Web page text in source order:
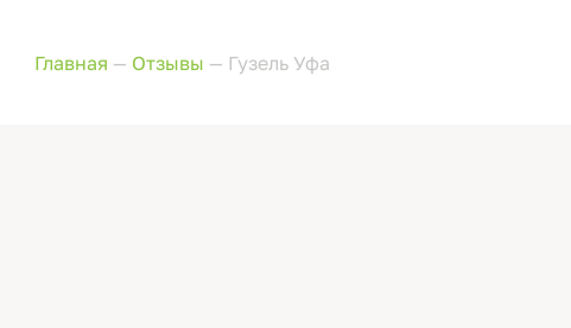
Главная — Отзывы — Гузель Уфа